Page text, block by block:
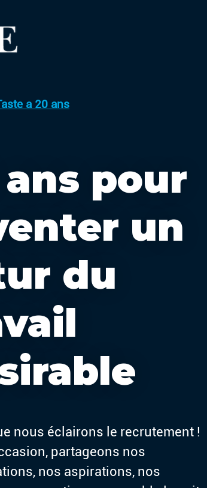
a 20 ans
pour
un
du
nous éclairons le recrutement !
partageons nos
nos aspirations, nos